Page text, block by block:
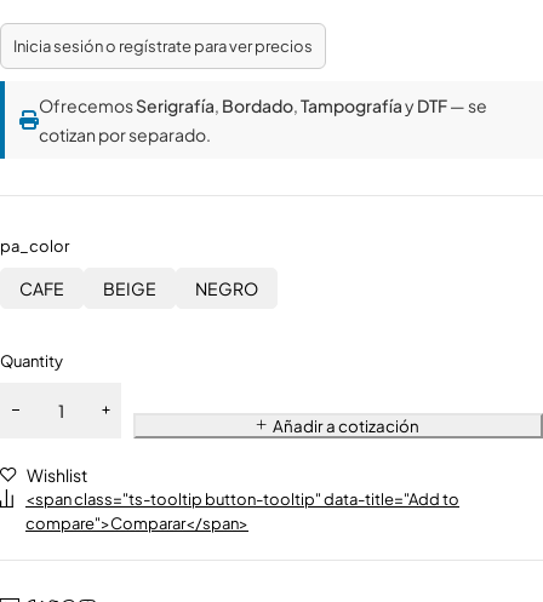
Inicia sesión o regístrate para ver precios
OfrecemosSerigrafía, Bordado,TampografíayDTF— se
cotizan por separado.
pa_color
CAFE BEIGE NEGRO
Quantity
Añadir a cotización
Wishlist
<span class="ts-tooltip button-tooltip" data-title="Add to
compare">Comparar</span>